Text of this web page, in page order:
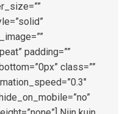
padding=””
class=””